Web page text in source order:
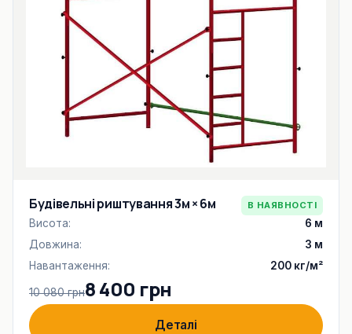
Будівельні риштування 3м × 6м В НАЯВНОСТІ
Висота:
6 м
Довжина:
3 м
Навантаження:
200 кг/м²
10 080 грн8 400 грн
Деталі